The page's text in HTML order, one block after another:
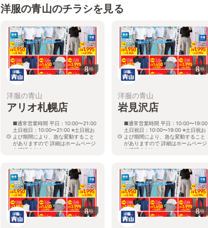
洋服の青山のチラシを見る
8枚
洋服の青山
アリオ札幌店
■通常営業時間 平日：10:00〜21:00
土日祝日：10:00〜21:00 ※土日祝お
よび期間により、急な変動すること
がありますので 詳細はホームページ
を確認ください
8枚
洋服の青山
岩見沢店
■通常営業時間 平日：10:00〜19:00
土日祝日：10:00〜19:00 ※土日祝お
よび期間により、急な変動すること
がありますので 詳細はホームページ
を確認ください
8枚 8枚